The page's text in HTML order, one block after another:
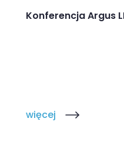
Konferencja Argus
więcej